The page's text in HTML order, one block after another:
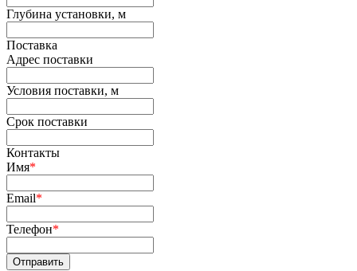
Глубина установки, м
Поставка
Адрес поставки
Условия поставки, м
Срок поставки
Контакты
Имя*
Email*
Телефон*